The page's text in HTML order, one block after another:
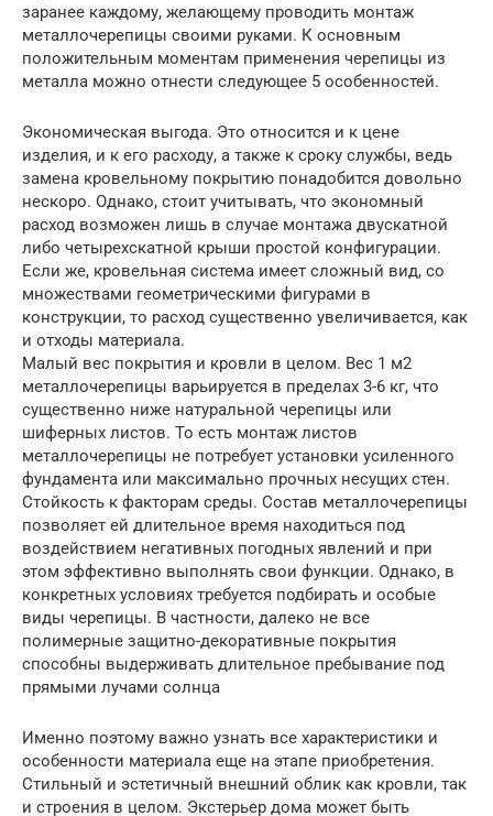
заранее каждому, желающему проводить монтаж
металлочерепицы своими руками. К основным
положительным моментам применения черепицы из
металла можно отнести следующее 5 особенностей.
Экономическая выгода. Это относится и к цене
изделия, и к его расходу, а также к сроку службы, ведь
замена кровельному покрытию понадобится довольно
нескоро. Однако, стоит учитывать, что экономный
расход возможен лишь в случае монтажа двускатной
либо четырехскатной крыши простой конфигурации.
Если же, кровельная система имеет сложный вид, со
множествами геометрическими фигурами в
конструкции, то расход существенно увеличивается, как
и отходы материала.
Малый вес покрытия и кровли в целом. Вес 1 м2
металлочерепицы варьируется в пределах 3-6 кг, что
существенно ниже натуральной черепицы или
шиферных листов. То есть монтаж листов
металлочерепицы не потребует установки усиленного
фундамента или максимально прочных несущих стен.
Стойкость к факторам среды. Состав металлочерепицы
позволяет ей длительное время находиться под
воздействием негативных погодных явлений и при
этом эффективно выполнять свои функции. Однако, в
конкретных условиях требуется подбирать и особые
виды черепицы. В частности, далеко не все
полимерные защитно-декоративные покрытия
способны выдерживать длительное пребывание под
прямыми лучами солнца
Именно поэтому важно узнать все характеристики и
особенности материала еще на этапе приобретения.
Стильный и эстетичный внешний облик как кровли, так
и строения в целом. Экстерьер дома может быть